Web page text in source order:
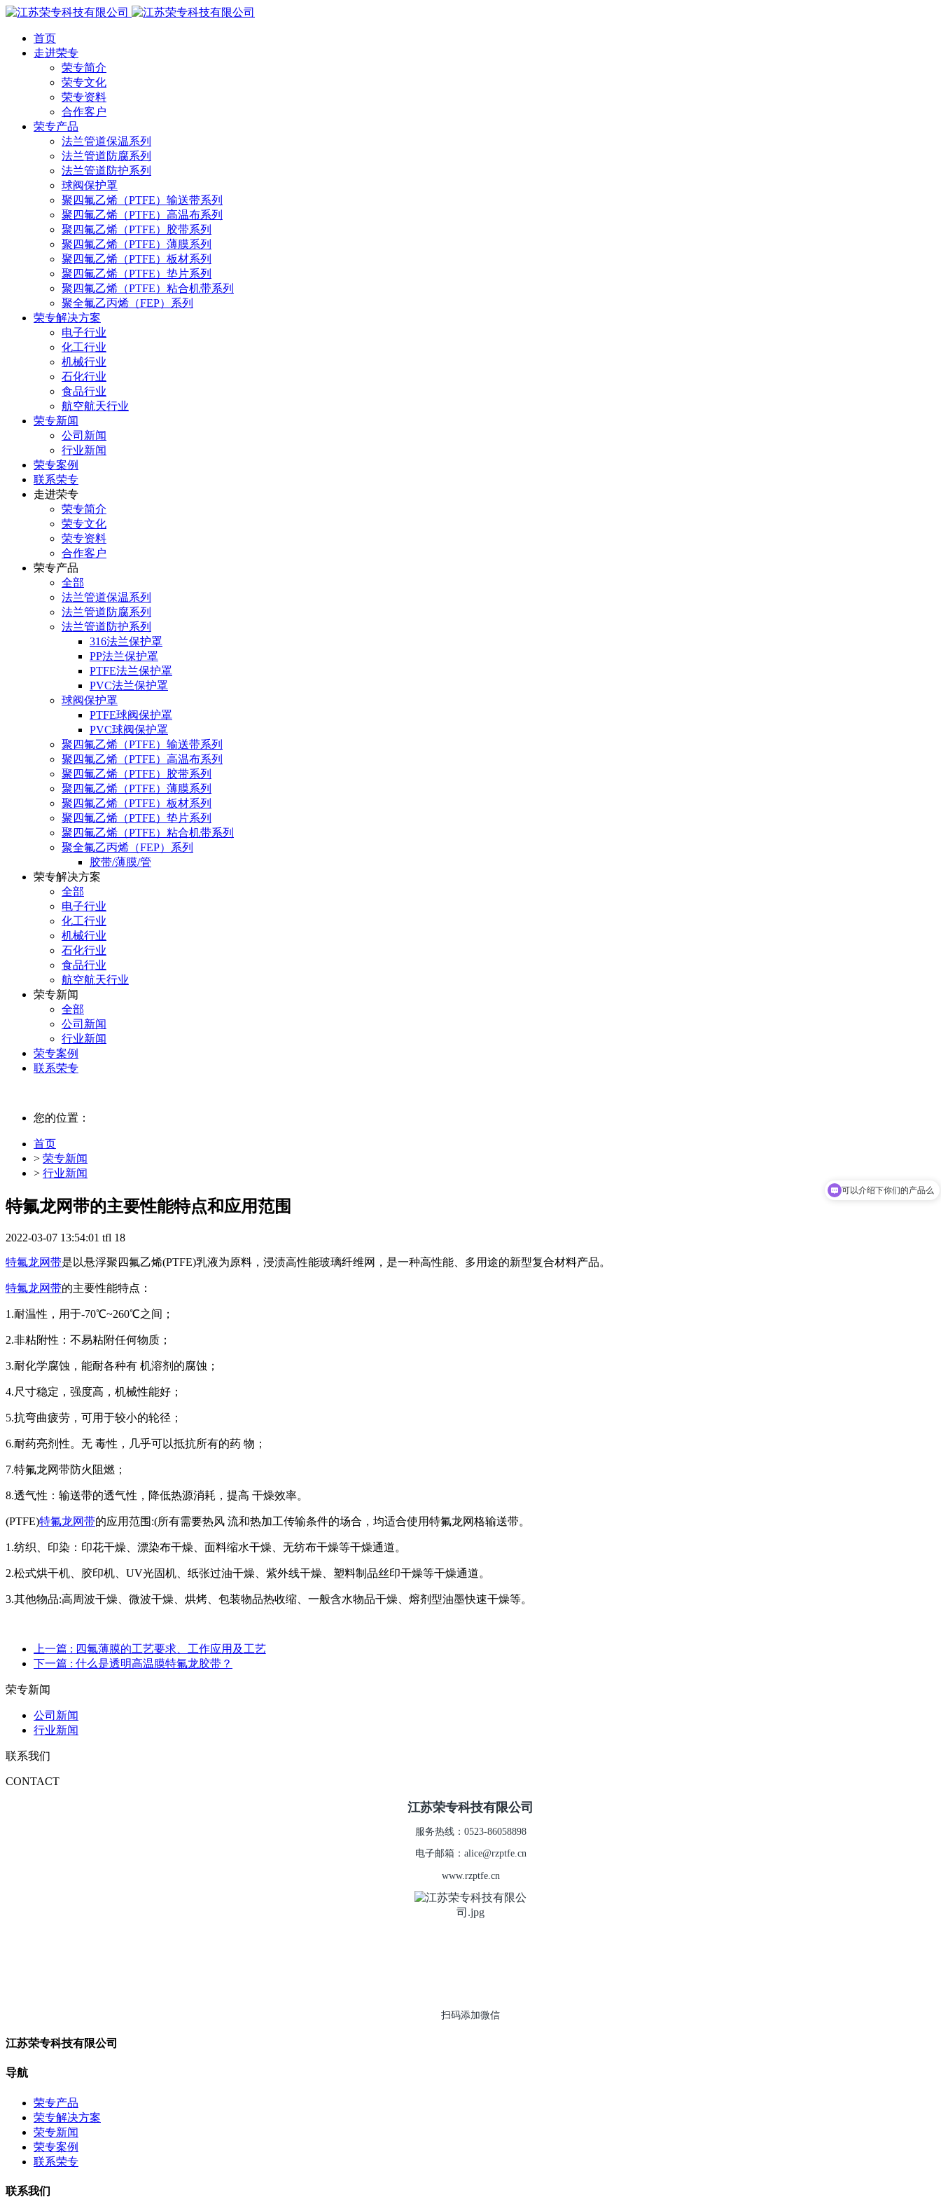
首页
走进荣专
荣专简介
荣专文化
荣专资料
合作客户
荣专产品
法兰管道保温系列
法兰管道防腐系列
法兰管道防护系列
球阀保护罩
聚四氟乙烯（PTFE）输送带系列
聚四氟乙烯（PTFE）高温布系列
聚四氟乙烯（PTFE）胶带系列
聚四氟乙烯（PTFE）薄膜系列
聚四氟乙烯（PTFE）板材系列
聚四氟乙烯（PTFE）垫片系列
聚四氟乙烯（PTFE）粘合机带系列
聚全氟乙丙烯（FEP）系列
荣专解决方案
电子行业
化工行业
机械行业
石化行业
食品行业
航空航天行业
荣专新闻
公司新闻
行业新闻
荣专案例
联系荣专
走进荣专
荣专简介
荣专文化
荣专资料
合作客户
荣专产品
全部
法兰管道保温系列
法兰管道防腐系列
法兰管道防护系列
316法兰保护罩
PP法兰保护罩
PTFE法兰保护罩
PVC法兰保护罩
球阀保护罩
PTFE球阀保护罩
PVC球阀保护罩
聚四氟乙烯（PTFE）输送带系列
聚四氟乙烯（PTFE）高温布系列
聚四氟乙烯（PTFE）胶带系列
聚四氟乙烯（PTFE）薄膜系列
聚四氟乙烯（PTFE）板材系列
聚四氟乙烯（PTFE）垫片系列
聚四氟乙烯（PTFE）粘合机带系列
聚全氟乙丙烯（FEP）系列
胶带/薄膜/管
荣专解决方案
全部
电子行业
化工行业
机械行业
石化行业
食品行业
航空航天行业
荣专新闻
全部
公司新闻
行业新闻
荣专案例
联系荣专
您的位置：
首页
> 荣专新闻
> 行业新闻
特氟龙网带的主要性能特点和应用范围
2022-03-07 13:54:01 tfl 18
特氟龙网带是以悬浮聚四氟乙烯(PTFE)乳液为原料，浸渍高性能玻璃纤维网，是一种高性能、多用途的新型复合材料产品。
特氟龙网带的主要性能特点：
1.耐温性，用于-70℃~260℃之间；
2.非粘附性：不易粘附任何物质；
3.耐化学腐蚀，能耐各种有 机溶剂的腐蚀；
4.尺寸稳定，强度高，机械性能好；
5.抗弯曲疲劳，可用于较小的轮径；
6.耐药亮剂性。无 毒性，几乎可以抵抗所有的药 物；
7.特氟龙网带防火阻燃；
8.透气性：输送带的透气性，降低热源消耗，提高 干燥效率。
(PTFE)特氟龙网带的应用范围:(所有需要热风 流和热加工传输条件的场合，均适合使用特氟龙网格输送带。
1.纺织、印染：印花干燥、漂染布干燥、面料缩水干燥、无纺布干燥等干燥通道。
2.松式烘干机、胶印机、UV光固机、纸张过油干燥、紫外线干燥、塑料制品丝印干燥等干燥通道。
3.其他物品:高周波干燥、微波干燥、烘烤、包装物品热收缩、一般含水物品干燥、熔剂型油墨快速干燥等。
上一篇 : 四氟薄膜的工艺要求、工作应用及工艺
下一篇 : 什么是透明高温膜特氟龙胶带？
荣专新闻
公司新闻
行业新闻
联系我们
CONTACT
江苏荣专科技有限公司
服务热线：0523-86058898
电子邮箱：alice@rzptfe.cn
www.rzptfe.cn
扫码添加微信
江苏荣专科技有限公司
导航
荣专产品
荣专解决方案
荣专新闻
荣专案例
联系荣专
联系我们
可以介绍下你们的产品么